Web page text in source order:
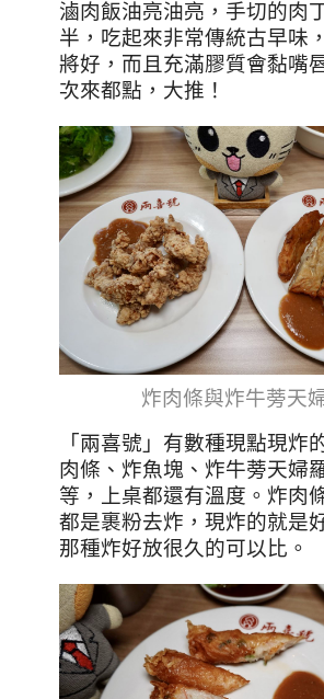
滷肉飯油亮油亮，手切的肉
半，吃起來非常傳統古早味
將好，而且充滿膠質會黏嘴
次來都點，大推！
炸肉條與炸牛蒡天
「兩喜號」有數種現點現炸
肉條、炸魚塊、炸牛蒡天婦
等，上桌都還有溫度。炸肉
都是裹粉去炸， 現炸的就是
那種炸好放很久的可以比。